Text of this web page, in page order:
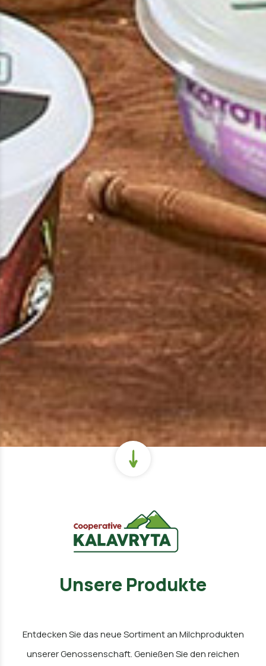
Unsere Produkte
Entdecken Sie das neue Sortiment an Milchprodukten
unserer Genossenschaft. Genießen Sie den reichen